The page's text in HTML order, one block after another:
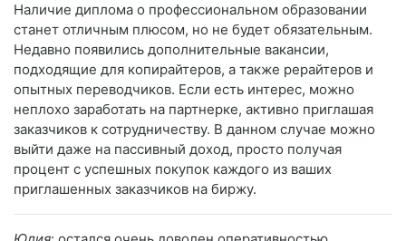
Наличие диплома о профессиональном образовании
станет отличным плюсом, но не будет обязательным.
Недавно появились дополнительные вакансии,
подходящие для копирайтеров, а также рерайтеров и
опытных переводчиков. Если есть интерес, можно
неплохо заработать на партнерке, активно приглашая
заказчиков к сотрудничеству. В данном случае можно
выйти даже на пассивный доход, просто получая
процент с успешных покупок каждого из ваших
приглашенных заказчиков на биржу.